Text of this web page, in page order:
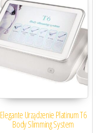
Elegante Urządzenie Platinum T6
Body Slimming System